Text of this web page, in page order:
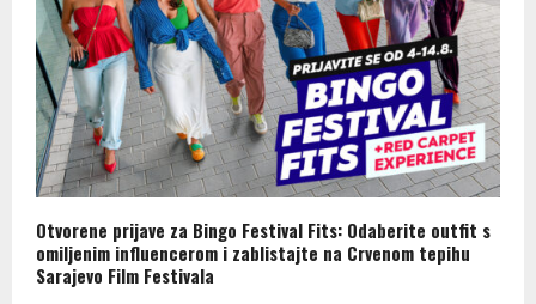
Otvorene prijave za Bingo Festival Fits: Odaberite outfit s
omiljenim influencerom i zablistajte na Crvenom tepihu
Sarajevo Film Festivala